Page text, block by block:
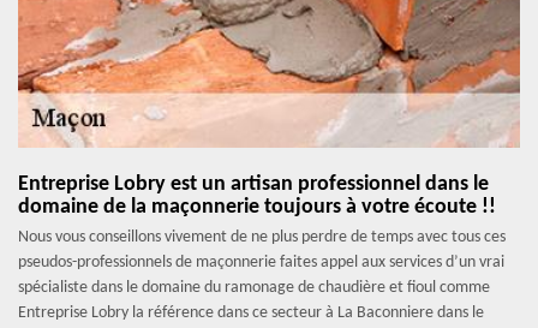
Entreprise Lobry est un artisan professionnel dans le
domaine de la maçonnerie toujours à votre écoute !!
Nous vous conseillons vivement de ne plus perdre de temps avec tous ces
pseudos-professionnels de maçonnerie faites appel aux services d’un vrai
spécialiste dans le domaine du ramonage de chaudière et fioul comme
Entreprise Lobry la référence dans ce secteur à La Baconniere dans le